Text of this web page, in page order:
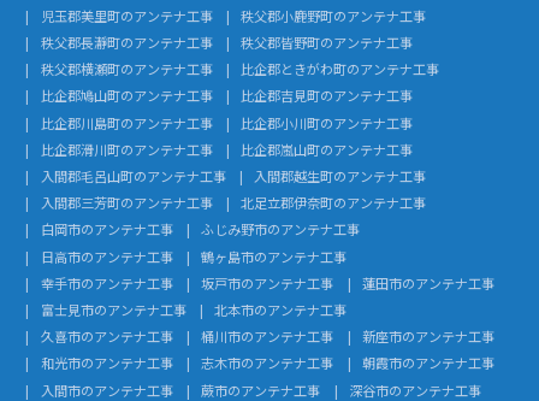
児玉郡美里町のアンテナ工事
秩父郡小鹿野町のアンテナ工事
秩父郡長瀞町のアンテナ工事
秩父郡皆野町のアンテナ工事
秩父郡横瀬町のアンテナ工事
比企郡ときがわ町のアンテナ工事
比企郡鳩山町のアンテナ工事
比企郡吉見町のアンテナ工事
比企郡川島町のアンテナ工事
比企郡小川町のアンテナ工事
比企郡滑川町のアンテナ工事
比企郡嵐山町のアンテナ工事
入間郡毛呂山町のアンテナ工事
入間郡越生町のアンテナ工事
入間郡三芳町のアンテナ工事
北足立郡伊奈町のアンテナ工事
白岡市のアンテナ工事
ふじみ野市のアンテナ工事
日高市のアンテナ工事
鶴ヶ島市のアンテナ工事
幸手市のアンテナ工事
坂戸市のアンテナ工事
蓮田市のアンテナ工事
富士見市のアンテナ工事
北本市のアンテナ工事
久喜市のアンテナ工事
桶川市のアンテナ工事
新座市のアンテナ工事
和光市のアンテナ工事
志木市のアンテナ工事
朝霞市のアンテナ工事
入間市のアンテナ工事
蕨市のアンテナ工事
深谷市のアンテナ工事